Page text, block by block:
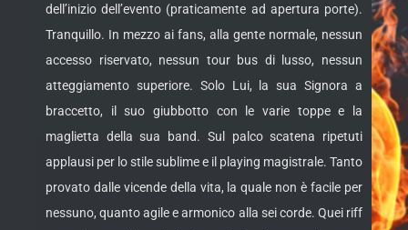
dell’inizio dell’evento (praticamente ad apertura porte).
Tranquillo. In mezzo ai fans, alla gente normale, nessun
accesso riservato, nessun tour bus di lusso, nessun
atteggiamento superiore. Solo Lui, la sua Signora a
braccetto, il suo giubbotto con le varie toppe e la
maglietta della sua band. Sul palco scatena ripetuti
applausi per lo stile sublime e il playing magistrale. Tanto
provato dalle vicende della vita, la quale non è facile per
nessuno, quanto agile e armonico alla sei corde. Quei riff